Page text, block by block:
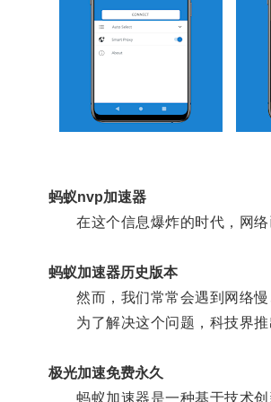
蚂蚁nvp加速器
在这个信息爆炸的时代，网络
蚂蚁加速器历史版本
然而，我们常常会遇到网络慢
为了解决这个问题，科技界推
极光加速免费永久
蚂蚁加速器是一种基于技术创